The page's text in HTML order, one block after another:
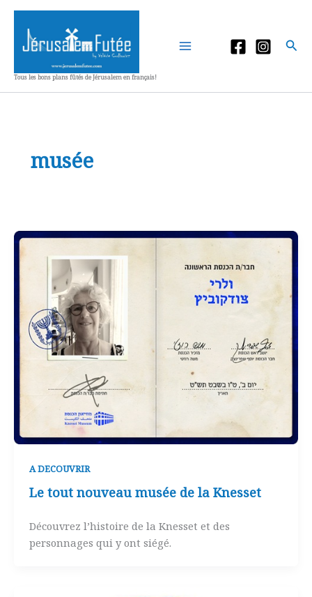
Aller
contenu
Tous les bons plans fûtés de Jérusalem en français!
musée
A DECOUVRIR
Le tout nouveau musée de la Knesset
Découvrez l’histoire de la Knesset et des
personnages qui y ont siégé.